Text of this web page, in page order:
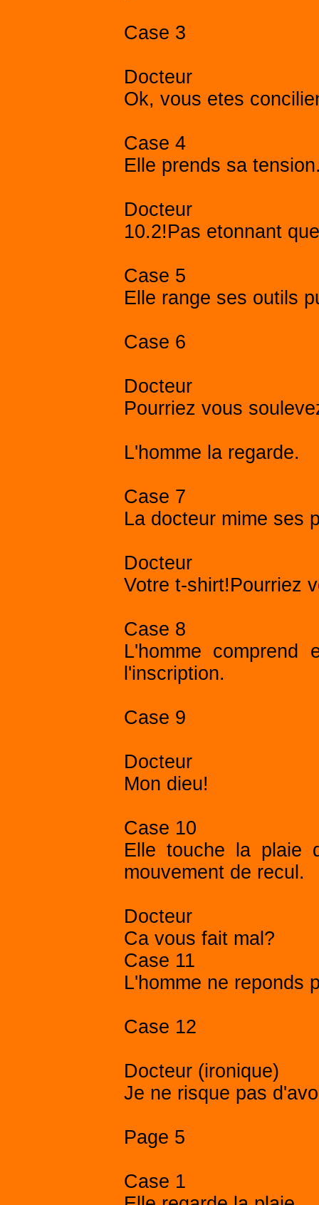
Case 3
Docteur
Ok, vous etes
Case 4
Elle prends sa
Docteur
10.2!Pas etonnant
Case 5
Elle range ses outils
Case 6
Docteur
Pourriez vous
L'homme la regarde.
Case 7
La docteur mime ses
Docteur
Votre t-shirt!Pourriez
Case 8
L'homme comprend
l'inscription.
Case 9
Docteur
Mon dieu!
Case 10
Elle touche la plaie
mouvement de recul.
Docteur
Ca vous fait mal?
Case 11
L'homme ne reponds
Case 12
Docteur (ironique)
Je ne risque pas
Page 5
Case 1